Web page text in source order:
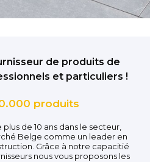
de produits de
et particuliers !
produits
de 10 ans dans le secteur,
Belge comme un leader en
Grâce à notre capacitié
nous vous proposons les